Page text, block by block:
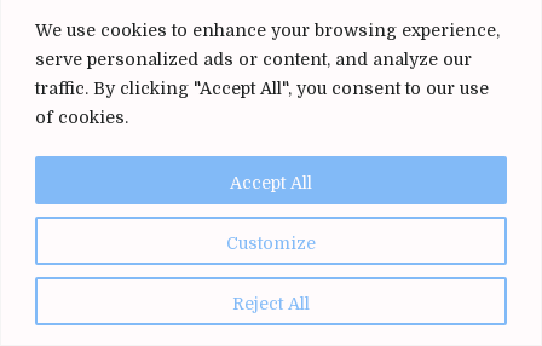
We use cookies to enhance your browsing experience,
serve personalized ads or content, and analyze our
traffic. By clicking "Accept All", you consent to our use
of cookies.
Customize
Reject All
Accept All
READ ON